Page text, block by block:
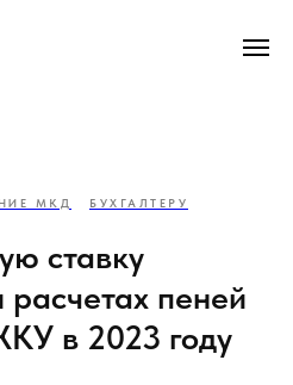
МКД БУХГАЛТЕРУ
ставку
пеней
в 2023 году